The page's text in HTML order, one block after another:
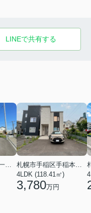
LINEで共有する
札幌市手稲区金山一条２丁目
札幌市手稲区手稲本町二条５丁目
4LDK (118.41㎡)
3,780万円